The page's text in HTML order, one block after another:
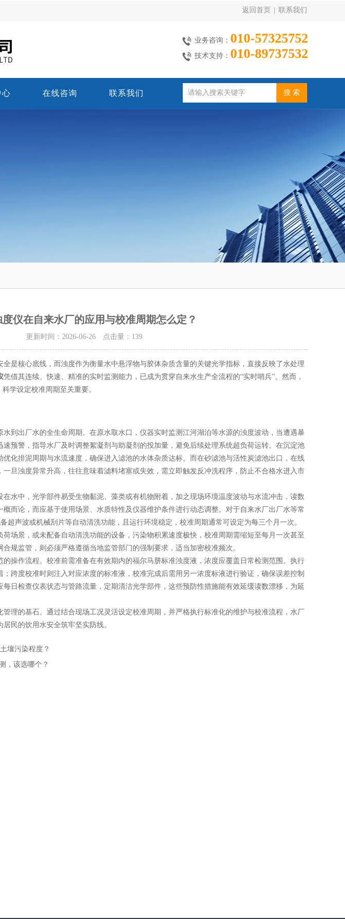
返回首页 联系我们
业务咨询： 010-57325752
技术支持： 010-89737532
心 在线咨询 联系我们
仪在自来水厂的应用与校准周期怎么定？
更新时间：2026-06-26 点击量： 139
核心底线，而浊度作为衡量水中悬浮物与胶体杂质含量的关键光学指标，直接反映了水处理
凭借其连续、快速、精准的实时监测能力，已成为贯穿自来水生产全流程的“实时哨兵”。然而，
学设定校准周期至关重要。
出厂水的全生命周期。在原水取水口，仪器实时监测江河湖泊等水源的浊度波动，当遭遇暴
预警，指导水厂及时调整絮凝剂与助凝剂的投加量，避免后续处理系统超负荷运转。在沉淀池
化排泥周期与水流速度，确保进入滤池的水体杂质达标。而在砂滤池与活性炭滤池出口，在线
旦浊度异常升高，往往意味着滤料堵塞或失效，需立即触发反冲洗程序，防止不合格水进入市
中，光学部件易受生物黏泥、藻类或有机物附着，加之现场环境温度波动与水流冲击，读数
而论，而应基于使用场景、水质特性及仪器维护条件进行动态调整。对于自来水厂出厂水等常
超声波或机械刮片等自动清洗功能，且运行环境稳定，校准周期通常可设定为每三个月一次。
场景，或未配备自动清洗功能的设备，污染物积累速度极快，校准周期需缩短至每月一次甚至
规监管，则必须严格遵循当地监管部门的强制要求，适当加密校准频次。
作流程。校准前需准备在有效期内的福尔马肼标准浊度液，浓度应覆盖日常检测范围。执行
跨度校准时则注入对应浓度的标准液，校准完成后需用另一浓度标液进行验证，确保误差控制
日检查仪表状态与管路流量，定期清洁光学部件，这些预防性措施能有效延缓读数漂移，为延
的基石。通过结合现场工况灵活设定校准周期，并严格执行标准化的维护与校准流程，水厂
民的饮用水安全筑牢坚实防线。
壤污染程度？
，该选哪个？